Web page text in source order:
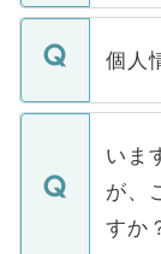
ません
■応募
関を公
に、
みを
ていま
転職・
ん。
定を承
の辞
個人
個人情
で、
など
ご本
支援
いま
が、
すか